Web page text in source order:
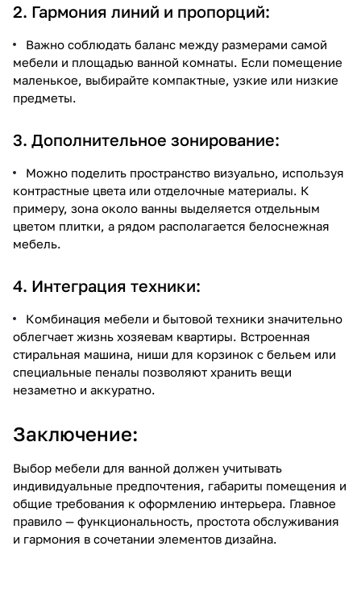
2. Гармония линий и пропорций:
Важно соблюдать баланс между размерами самой
мебели и площадью ванной комнаты. Если помещение
маленькое, выбирайте компактные, узкие или низкие
предметы.
3. Дополнительное зонирование:
Можно поделить пространство визуально, используя
контрастные цвета или отделочные материалы. К
примеру, зона около ванны выделяется отдельным
цветом плитки, а рядом располагается белоснежная
мебель.
4. Интеграция техники:
Комбинация мебели и бытовой техники значительно
облегчает жизнь хозяевам квартиры. Встроенная
стиральная машина, ниши для корзинок с бельем или
специальные пеналы позволяют хранить вещи
незаметно и аккуратно.
Заключение:
Выбор мебели для ванной должен учитывать
индивидуальные предпочтения, габариты помещения и
общие требования к оформлению интерьера. Главное
правило — функциональность, простота обслуживания
и гармония в сочетании элементов дизайна.